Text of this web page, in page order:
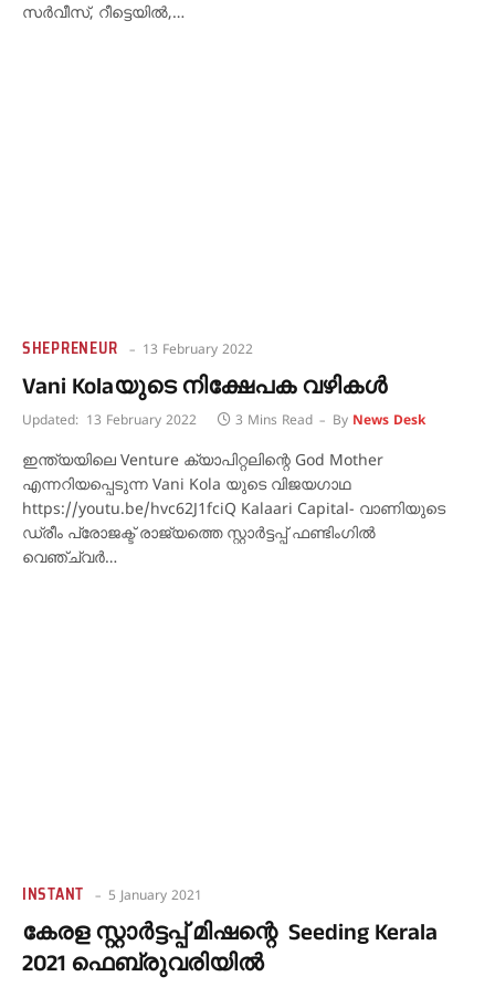
സർവീസ്, റീട്ടെയിൽ,…
SHEPRENEUR 13 February 2022
Vani Kolaയുടെ നിക്ഷേപക വഴികൾ
Updated: 13 February 2022 3 Mins Read By News Desk
ഇന്ത്യയിലെ Venture ക്യാപിറ്റലിന്റെ God Mother
എന്നറിയപ്പെടുന്ന Vani Kola യുടെ വിജയഗാഥ
https://youtu.be/hvc62J1fciQ Kalaari Capital- വാണിയുടെ
ഡ്രീം പ്രോജക്ട് രാജ്യത്തെ സ്റ്റാർട്ടപ്പ് ഫണ്ടിംഗിൽ
വെ‍ഞ്ച്വർ…
INSTANT 5 January 2021
കേരള സ്റ്റാർട്ടപ്പ് മിഷന്റെ Seeding Kerala
2021 ഫെബ്രുവരിയിൽ